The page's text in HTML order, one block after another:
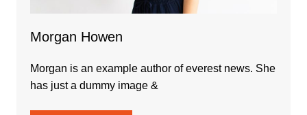
Morgan Howen
Morgan is an example author of everest news. She
has just a dummy image &